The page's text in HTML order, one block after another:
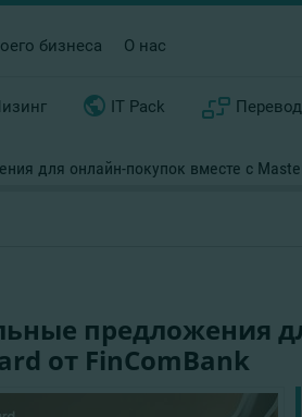
бизнеса О нас
IT Pack
для онлайн-покупок вместе с
предложения
от FinComBank